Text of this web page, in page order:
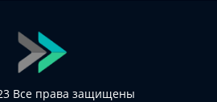
Все права защищены